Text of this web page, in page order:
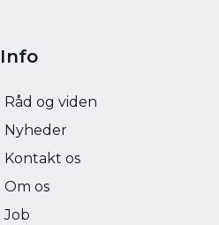
Info
Råd og viden
Nyheder
Kontakt os
Om os
Job